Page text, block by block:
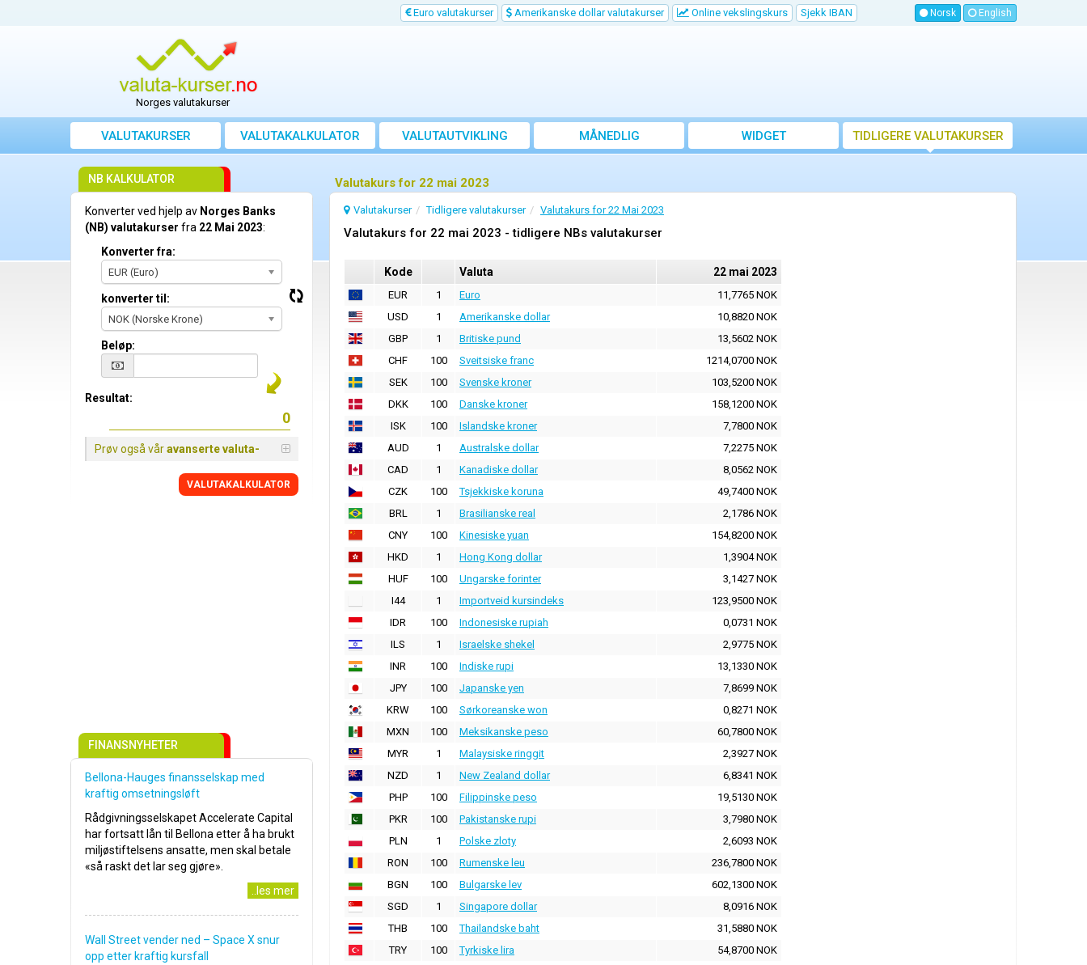
Euro valutakurser Amerikanske dollar valutakurser Online vekslingskurs Sjekk IBAN Norsk English
Norges valutakurser
VALUTAKURSER VALUTAKALKULATOR VALUTAUTVIKLING
MÅNEDLIG
GJENNOMSNITTSKURS
WIDGET TIDLIGERE VALUTAKURSER
Valutakurs for 22 mai 2023
Valutakurser Tidligere valutakurser Valutakurs for 22 Mai 2023
Valutakurs for 22 mai 2023 - tidligere NBs valutakurser
Kode Valuta 22 mai 2023
EUR 1 Euro
11,7765 NOK
USD
1 Amerikanske dollar
10,8820 NOK
GBP
1 Britiske pund
13,5602 NOK
CHF
100 Sveitsiske franc
1214,0700 NOK
SEK
100 Svenske kroner
103,5200 NOK
DKK
100 Danske kroner
158,1200 NOK
ISK
100 Islandske kroner
7,7800 NOK
AUD
1 Australske dollar
7,2275 NOK
CAD
1 Kanadiske dollar
8,0562 NOK
CZK
100 Tsjekkiske koruna
49,7400 NOK
BRL
1 Brasilianske real
2,1786 NOK
CNY
100 Kinesiske yuan
154,8200 NOK
HKD
1 Hong Kong dollar
1,3904 NOK
HUF
100 Ungarske forinter
3,1427 NOK
I44
1 Importveid kursindeks
123,9500 NOK
IDR
100 Indonesiske rupiah
0,0731 NOK
ILS
1 Israelske shekel
2,9775 NOK
INR
100 Indiske rupi
13,1330 NOK
JPY
100 Japanske yen
7,8699 NOK
KRW
100 Sørkoreanske won
0,8271 NOK
MXN
100 Meksikanske peso
60,7800 NOK
MYR
1 Malaysiske ringgit
2,3927 NOK
NZD
1 New Zealand dollar
6,8341 NOK
PHP
100 Filippinske peso
19,5130 NOK
PKR
100 Pakistanske rupi
3,7980 NOK
PLN
1 Polske zloty
2,6093 NOK
RON
100 Rumenske leu
236,7800 NOK
BGN
100 Bulgarske lev
602,1300 NOK
SGD
1 Singapore dollar
8,0916 NOK
THB
100 Thailandske baht
31,5880 NOK
TRY
100 Tyrkiske lira
54,8700 NOK
NB KALKULATOR
Konverter ved hjelp av Norges Banks
(NB) valutakurser fra 22 Mai 2023:
Konverter fra:
EUR (Euro)
konverter til:
NOK (Norske Krone)
Beløp:
Resultat:
Prøv også våravanserte valuta-
VALUTAKALKULATOR
FINANSNYHETER
Bellona-Hauges finansselskap med
kraftig omsetningsløft
Rådgivningsselskapet Accelerate Capital
har fortsatt lån til Bellona etter å ha brukt
miljøstiftelsens ansatte, men skal betale
«så raskt det lar seg gjøre».
..les mer
Wall Street vender ned – Space X snur
opp etter kraftig kursfall